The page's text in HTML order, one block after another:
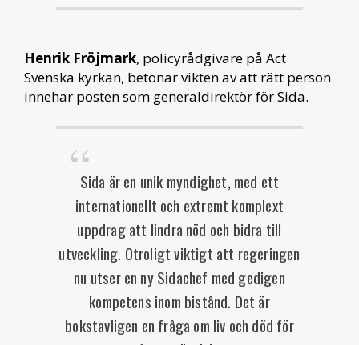
Henrik Fröjmark, policyrådgivare på Act
Svenska kyrkan, betonar vikten av att rätt person
innehar posten som generaldirektör för Sida.
Sida är en unik myndighet, med ett
internationellt och extremt komplext
uppdrag att lindra nöd och bidra till
utveckling. Otroligt viktigt att regeringen
nu utser en ny Sidachef med gedigen
kompetens inom bistånd. Det är
bokstavligen en fråga om liv och död för